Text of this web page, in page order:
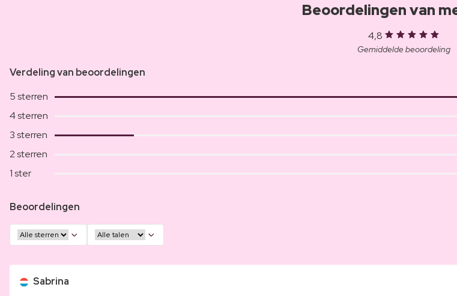
Beoordelingen van
4,8
Gemiddelde beoordeling
Verdeling van beoordelingen
5 sterren
4 sterren
3 sterren
2 sterren
1 ster
Beoordelingen
Sabrina